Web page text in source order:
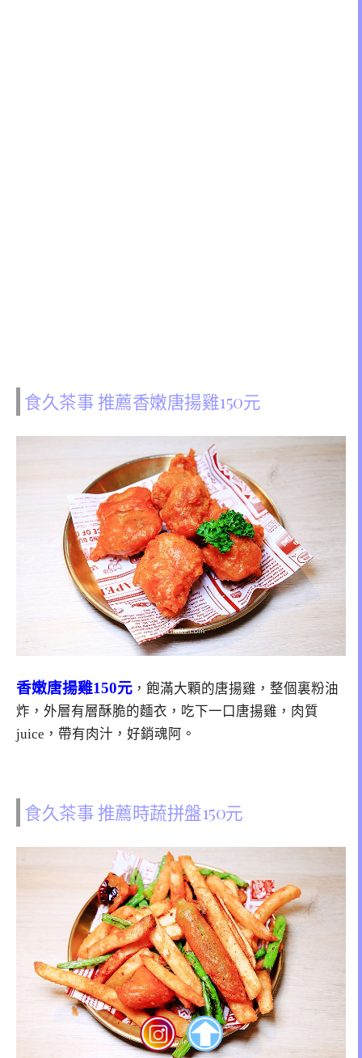
食久茶事 推薦香嫩唐揚雞150元
香嫩唐揚雞150元 ，飽滿大顆的唐揚雞，整個裏粉油
炸，外層有層酥脆的麵衣，吃下一口唐揚雞，肉質
juice，帶有肉汁，好銷魂阿。
食久茶事 推薦時蔬拼盤150元